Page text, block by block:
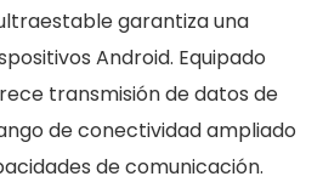
garantiza una
Android. Equipado
transmisión de datos de
de conectividad ampliado
de comunicación.